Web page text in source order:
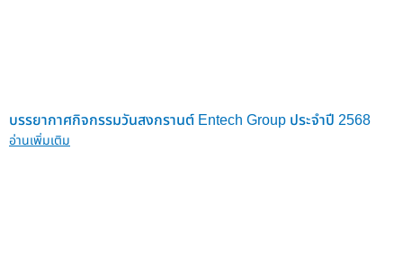
บรรยากาศกิจกรรมวันสงกรานต์ Entech Group ประจำปี 2568
อ่านเพิ่มเติม